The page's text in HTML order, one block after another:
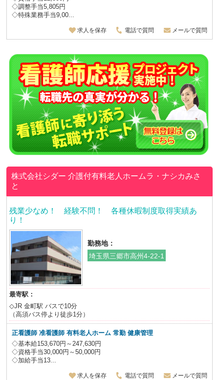
◇調整手当5,805円
◇特殊業務手当9,00...
求人を保存 電話で質問 メールで質問
株式会社シダー介護付有料老人ホームラ・ナシカみさ
と
残業少なめ！ 経験不問！ 各種休暇制度取得実績あ
り！
勤務地：
埼玉県三郷市高州4-22-1
最寄駅：
◇JR 金町駅 バスで10分
（高須バス停より徒歩1分）
正看護師 准看護師 有料老人ホーム 常勤 健康管理
◇基本給153,670円～247,630円
◇資格手当30,000円～50,000円
◇加給手当13...
求人を保存 電話で質問 メールで質問